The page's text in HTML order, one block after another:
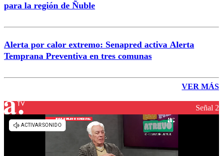
para la región de Ñuble
Alerta por calor extremo: Senapred activa Alerta
Temprana Preventiva en tres comunas
VER MÁS
Señal 2